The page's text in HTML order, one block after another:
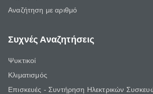
Αναζήτηση με αριθμό
Συχνές Αναζητήσεις
Ψυκτικοί
Κλιματισμός
Επισκευές - Συντήρηση Ηλεκτρικών